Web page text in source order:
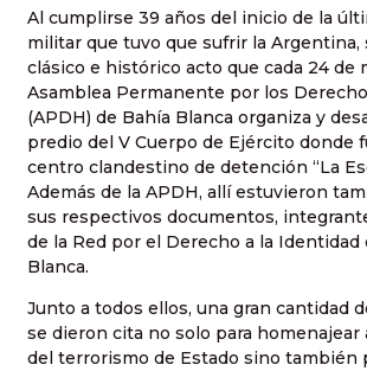
Al cumplirse 39 años del inicio de la
militar que tuvo que sufrir la Argentina,
clásico e histórico acto que cada 24 de
Asamblea Permanente por los
(APDH) de Bahía Blanca organiza y
predio del V Cuerpo de Ejército donde
centro clandestino de detención “La
Además de la APDH, allí estuvieron
sus respectivos documentos,
de la Red por el Derecho a la Identidad
Blanca.
Junto a todos ellos, una gran cantidad
se dieron cita no solo para homenajear
del terrorismo de Estado sino también